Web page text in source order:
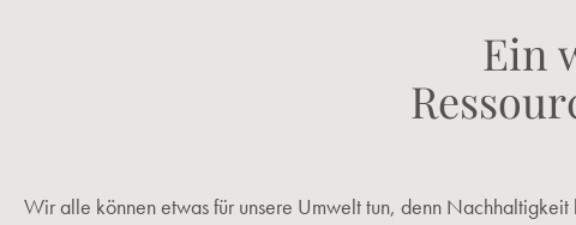
Ein
Wir alle können etwas für unsere Umwelt tun, denn Nachhaltigkeit